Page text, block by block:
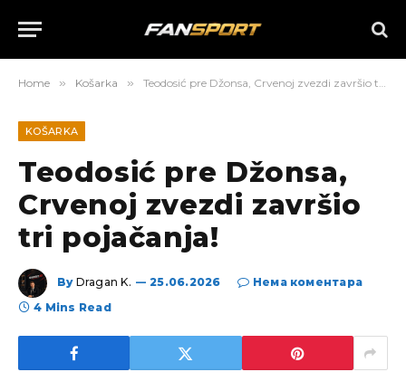
Home » Košarka » Teodosić pre Džonsa, Crvenoj zvezdi završio tri pojačanja!
KOŠARKA
Teodosić pre Džonsa,
Crvenoj zvezdi završio
tri pojačanja!
By Dragan K. 25.06.2026
Нема коментара
4 Mins Read